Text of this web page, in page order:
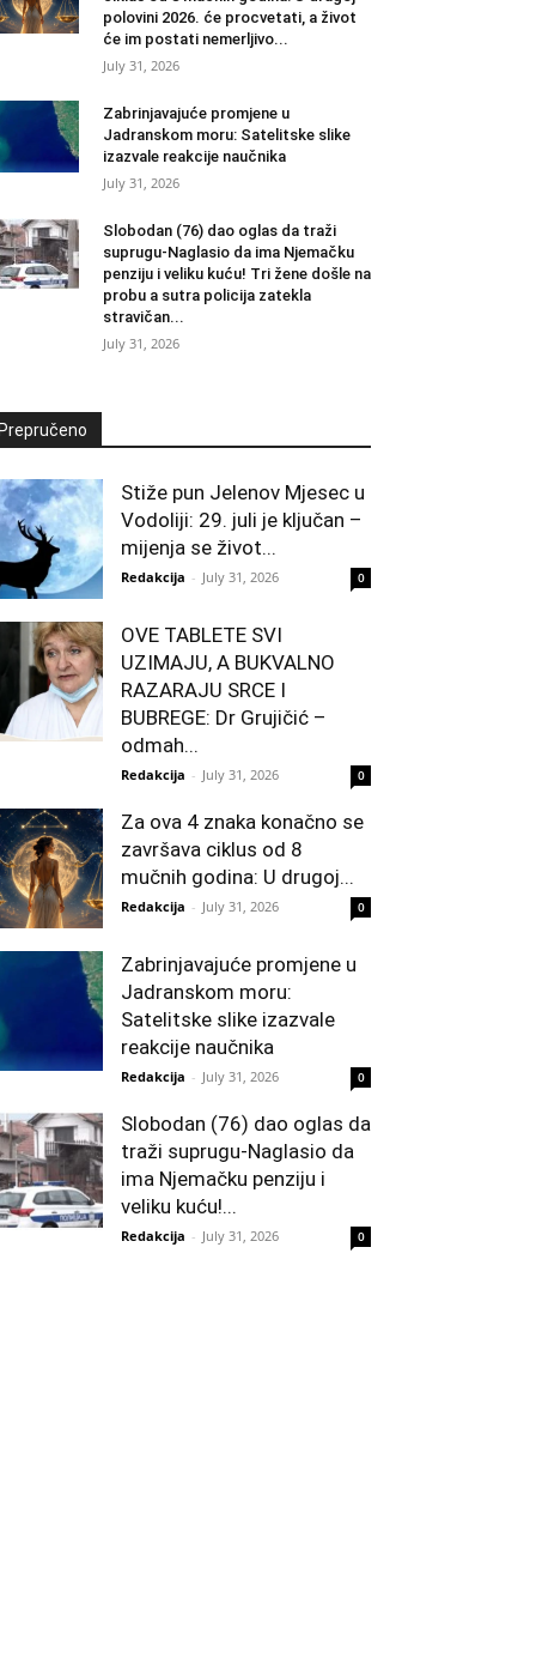
polovini 2026. će procvetati, a život
će im postati nemerljivo...
July 31, 2026
Zabrinjavajuće promjene u
Jadranskom moru: Satelitske slike
izazvale reakcije naučnika
July 31, 2026
Slobodan (76) dao oglas da traži
suprugu-Naglasio da ima Njemačku
penziju i veliku kuću! Tri žene došle na
probu a sutra policija zatekla
stravičan...
July 31, 2026
Stiže pun Jelenov Mjesec u
Vodoliji: 29. juli je ključan –
mijenja se život...
Redakcija - July 31, 2026 0
OVE TABLETE SVI
UZIMAJU, A BUKVALNO
RAZARAJU SRCE I
BUBREGE: Dr Grujičić –
odmah...
Redakcija - July 31, 2026 0
Za ova 4 znaka konačno se
završava ciklus od 8
mučnih godina: U drugoj...
Redakcija - July 31, 2026 0
Zabrinjavajuće promjene u
Jadranskom moru:
Satelitske slike izazvale
reakcije naučnika
Redakcija - July 31, 2026 0
Slobodan (76) dao oglas da
traži suprugu-Naglasio da
ima Njemačku penziju i
veliku kuću!...
Redakcija - July 31, 2026 0